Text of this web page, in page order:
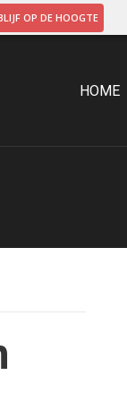
OP DE HOOGTE
HOME